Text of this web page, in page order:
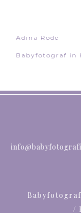
Adina Rode
Babyfotograf in
/